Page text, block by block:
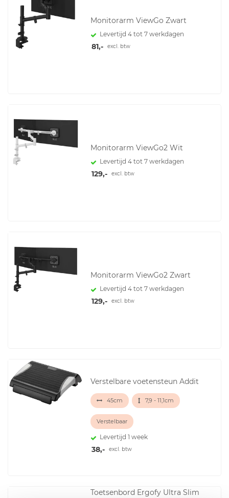
Monitorarm ViewGo Zwart
Levertijd 4 tot 7 werkdagen
81,- excl. btw
Monitorarm ViewGo2 Wit
Levertijd 4 tot 7 werkdagen
129,- excl. btw
Monitorarm ViewGo2 Zwart
Levertijd 4 tot 7 werkdagen
129,- excl. btw
Verstelbare voetensteun Addit
45cm 7,9 - 11,1cm
Verstelbaar
Levertijd 1 week
38,- excl. btw
Toetsenbord Ergofy Ultra Slim